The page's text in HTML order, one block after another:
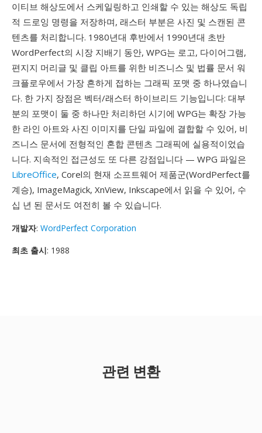
이티브 해상도에서 스케일링하고 인쇄할 수 있는 해상도 독립
적 드로잉 명령을 저장하며, 래스터 부분은 사진 및 스캔된 콘
텐츠를 처리합니다. 1980년대 후반에서 1990년대 초반
WordPerfect의 시장 지배기 동안, WPG는 로고, 다이어그램,
편지지 머리글 및 클립 아트를 위한 비즈니스 및 법률 문서 워
크플로우에서 가장 흔하게 접하는 그래픽 포맷 중 하나였습니
다. 한 가지 장점은 벡터/래스터 하이브리드 기능입니다: 대부
분의 포맷이 둘 중 하나만 처리하던 시기에 WPG는 확장 가능
한 라인 아트와 사진 이미지를 단일 파일에 결합할 수 있어, 비
즈니스 문서에 전형적인 혼합 콘텐츠 그래픽에 실용적이었습
니다. 지속적인 접근성도 또 다른 강점입니다 — WPG 파일은
LibreOffice, Corel의 현재 소프트웨어 제품군(WordPerfect를
계승), ImageMagick, XnView, Inkscape에서 읽을 수 있어, 수
십 년 된 문서도 여전히 볼 수 있습니다.
개발자: WordPerfect Corporation
최초 출시: 1988
관련 변환